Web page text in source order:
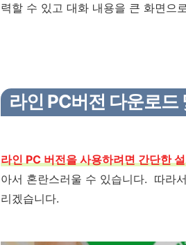
력할 수 있고 대화 내용을 큰 화면으
라인 PC버전 다운로드
라인 PC 버전을 사용하려면 간단한
아서 혼란스러울 수 있습니다. 따라
리겠습니다.